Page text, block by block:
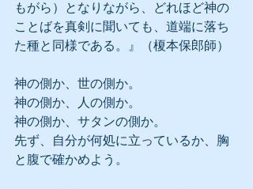
もがら）となりながら、どれほど神の
ことばを真剣に聞いても、道端に落ち
た種と同様である。』（榎本保郎師）
神の側か、世の側か。
神の側か、人の側か。
神の側か、サタンの側か。
先ず、自分が何処に立っているか、胸
と腹で確かめよう。